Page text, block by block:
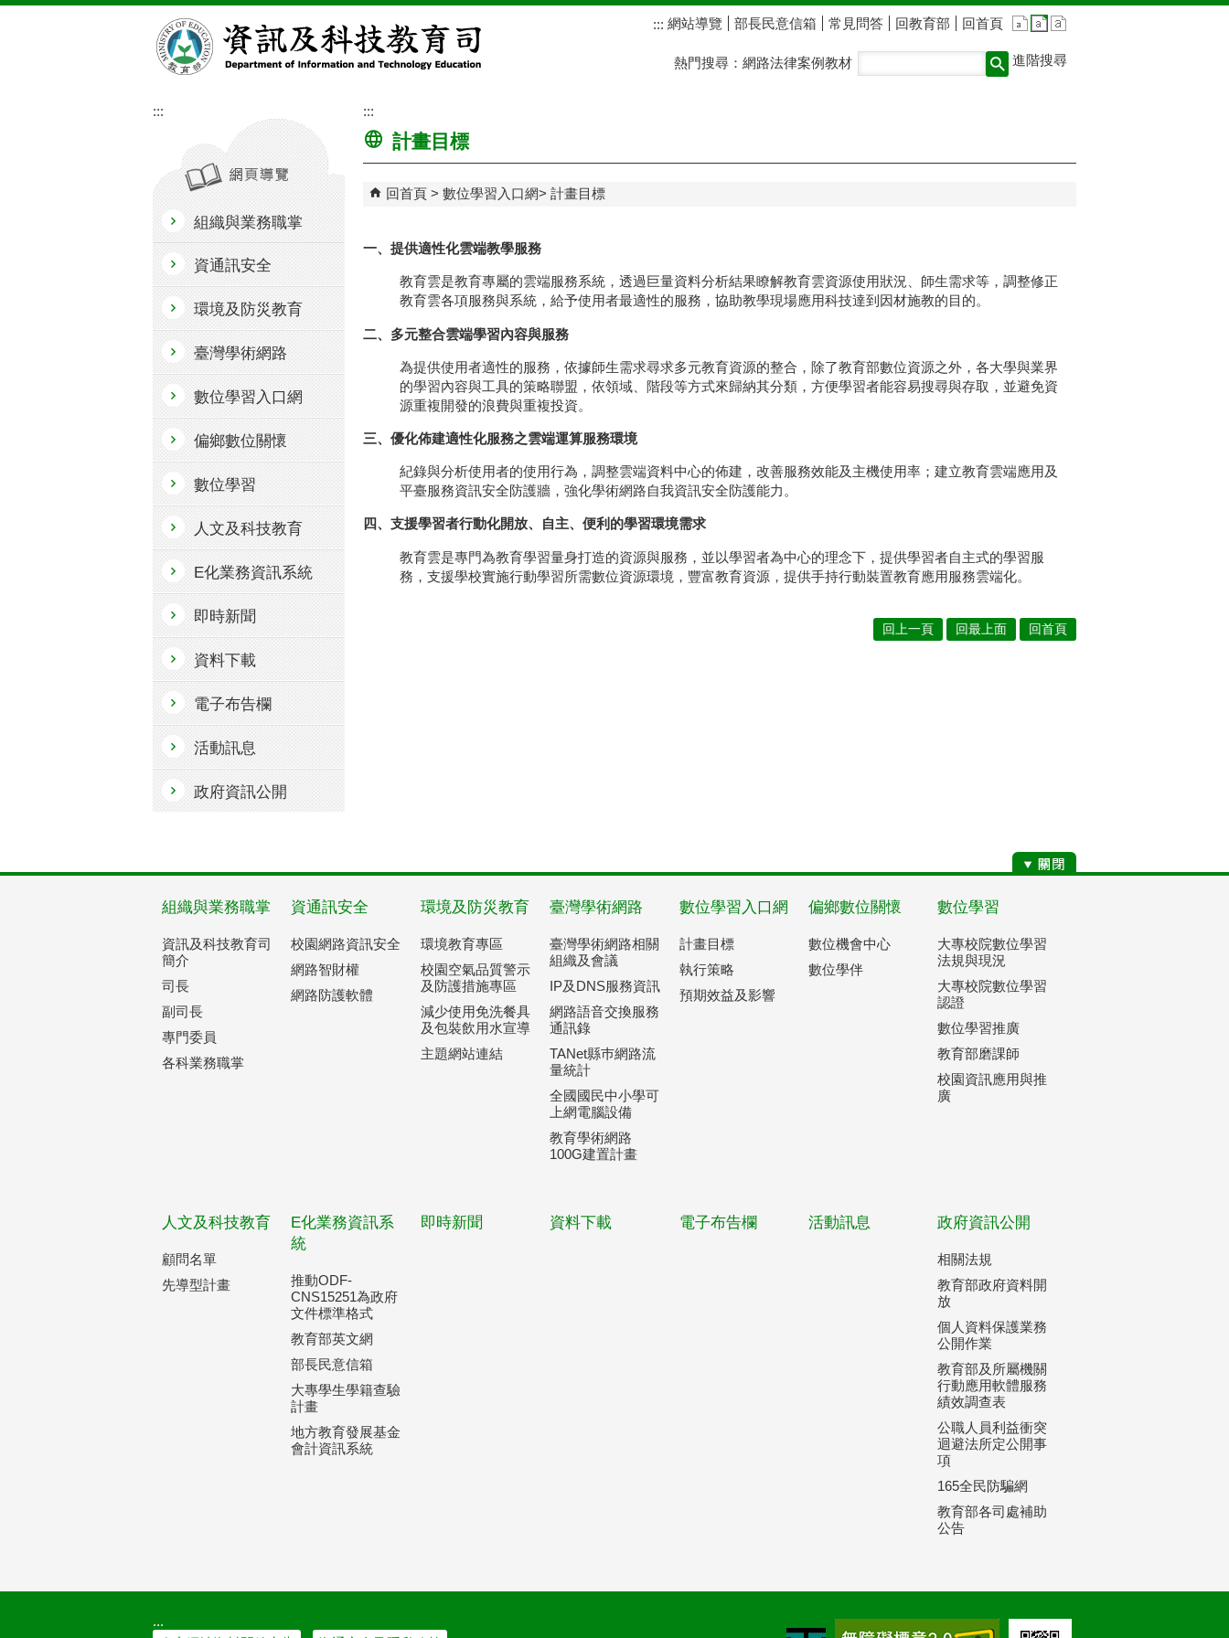
::: 網站導覽 部長民意信箱 常見問答 回教育部 回首頁
進階搜尋
熱門搜尋： 網路法律案例教材
:::
組織與業務職掌
資通訊安全
環境及防災教育
臺灣學術網路
數位學習入口網
偏鄉數位關懷
數位學習
人文及科技教育
E化業務資訊系統
即時新聞
資料下載
電子布告欄
活動訊息
政府資訊公開
:::
計畫目標
回首頁 數位學習入口網 計畫目標
一、提供適性化雲端教學服務
教育雲是教育專屬的雲端服務系統，透過巨量資料分析結果瞭解教育雲資源使用狀況、師生需求等，調整修正
教育雲各項服務與系統，給予使用者最適性的服務，協助教學現場應用科技達到因材施教的目的。
二、多元整合雲端學習內容與服務
為提供使用者適性的服務，依據師生需求尋求多元教育資源的整合，除了教育部數位資源之外，各大學與業界
的學習內容與工具的策略聯盟，依領域、階段等方式來歸納其分類，方便學習者能容易搜尋與存取，並避免資
源重複開發的浪費與重複投資。
三、優化佈建適性化服務之雲端運算服務環境
紀錄與分析使用者的使用行為，調整雲端資料中心的佈建，改善服務效能及主機使用率；建立教育雲端應用及
平臺服務資訊安全防護牆，強化學術網路自我資訊安全防護能力。
四、支援學習者行動化開放、自主、便利的學習環境需求
教育雲是專門為教育學習量身打造的資源與服務，並以學習者為中心的理念下，提供學習者自主式的學習服
務，支援學校實施行動學習所需數位資源環境，豐富教育資源，提供手持行動裝置教育應用服務雲端化。
回上一頁 回最上面 回首頁
組織與業務職掌
資訊及科技教育司
簡介
司長
副司長
專門委員
各科業務職掌
資通訊安全
校園網路資訊安全
網路智財權
網路防護軟體
環境及防災教育
環境教育專區
校園空氣品質警示
及防護措施專區
減少使用免洗餐具
及包裝飲用水宣導
主題網站連結
臺灣學術網路
臺灣學術網路相關
組織及會議
IP及DNS服務資訊
網路語音交換服務
通訊錄
TANet縣巿網路流
量統計
全國國民中小學可
上網電腦設備
教育學術網路
100G建置計畫
數位學習入口網
計畫目標
執行策略
預期效益及影響
偏鄉數位關懷
數位機會中心
數位學伴
數位學習
大專校院數位學習
法規與現況
大專校院數位學習
認證
數位學習推廣
教育部磨課師
校園資訊應用與推
廣
人文及科技教育
顧問名單
先導型計畫
E化業務資訊系
統
推動ODF-
CNS15251為政府
文件標準格式
教育部英文網
部長民意信箱
大專學生學籍查驗
計畫
地方教育發展基金
會計資訊系統
即時新聞 資料下載 電子布告欄 活動訊息 政府資訊公開
相關法規
教育部政府資料開
放
個人資料保護業務
公開作業
教育部及所屬機關
行動應用軟體服務
績效調查表
公職人員利益衝突
迴避法所定公開事
項
165全民防騙網
教育部各司處補助
公告
:::